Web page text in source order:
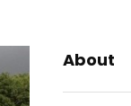
About